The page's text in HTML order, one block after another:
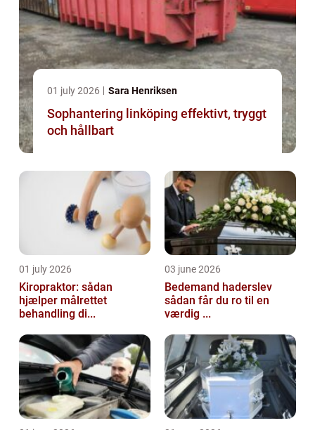
01 july 2026 Sara Henriksen
Sophantering linköping effektivt, tryggt
och hållbart
01 july 2026
Kiropraktor: sådan
hjælper målrettet
behandling di...
03 june 2026
Bedemand haderslev
sådan får du ro til en
værdig ...